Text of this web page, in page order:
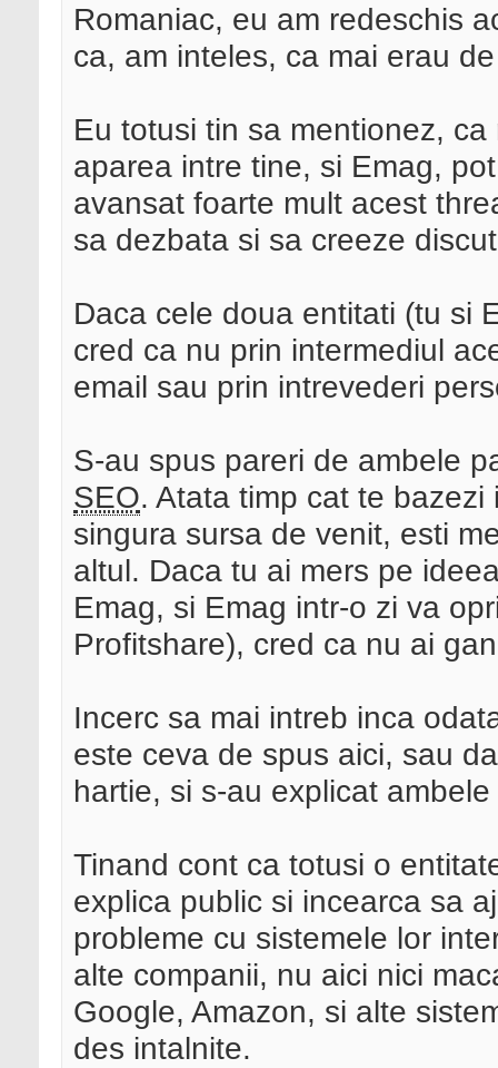
Romaniac, eu am redeschis
ca, am inteles, ca mai erau
Eu totusi tin sa mentionez,
aparea intre tine, si Emag,
avansat foarte mult acest
sa dezbata si sa creeze
Daca cele doua entitati (tu si
cred ca nu prin intermediul
email sau prin intrevederi
S-au spus pareri de ambele
SEO. Atata timp cat te
singura sursa de venit, esti
altul. Daca tu ai mers pe
Emag, si Emag intr-o zi va
Profitshare), cred ca nu ai
Incerc sa mai intreb inca
este ceva de spus aici, sau
hartie, si s-au explicat
Tinand cont ca totusi o
explica public si incearca sa
probleme cu sistemele lor
alte companii, nu aici nici
Google, Amazon, si alte
des intalnite.